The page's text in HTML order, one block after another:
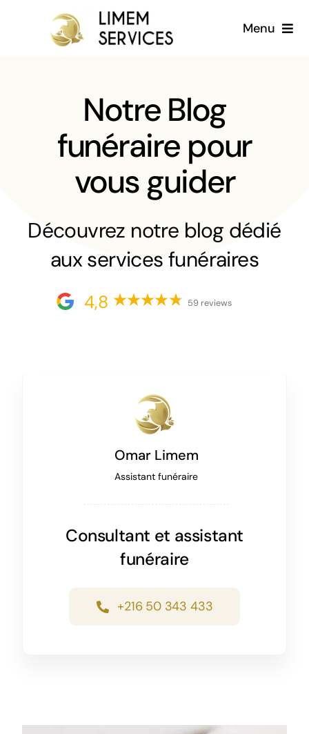
Menu
A propos
Services
Galerie
Blog
Notre Blog
funéraire pour
vous guider
Découvrez notre blog dédié
aux services funéraires
4,8 59 reviews
Omar Limem
Assistant funéraire
Consultant et assistant
funéraire
+216 50 343 433